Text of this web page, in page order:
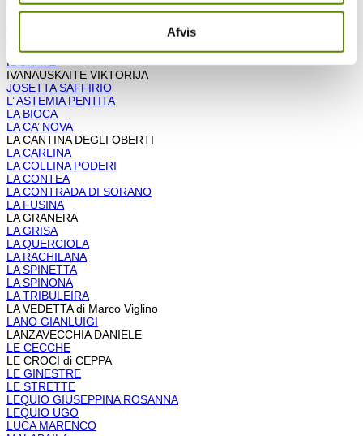
Afvis
I CALANCHI
IENCARELLI SALVATORE
IL CRAVE’
IVANAUSKAITE VIKTORIJA
JOSETTA SAFFIRIO
L’ ASTEMIA PENTITA
LA BIOCA
LA CA’ NOVA
LA CANTINA DEGLI OBERTI
LA CARLINA
LA COLLINA PODERI
LA CONTEA
LA CONTRADA DI SORANO
LA FUSINA
LA GRANERA
LA GRISA
LA QUERCIOLA
LA RACHILANA
LA SPINETTA
LA SPINONA
LA TRIBULEIRA
LA VEDETTA di Marco Viglino
LANO GIANLUIGI
LANZAVECCHIA DANIELE
LE CECCHE
LE CROCI di CEPPA
LE GINESTRE
LE STRETTE
LEQUIO GIUSEPPINA ROSANNA
LEQUIO UGO
LUCA MARENCO